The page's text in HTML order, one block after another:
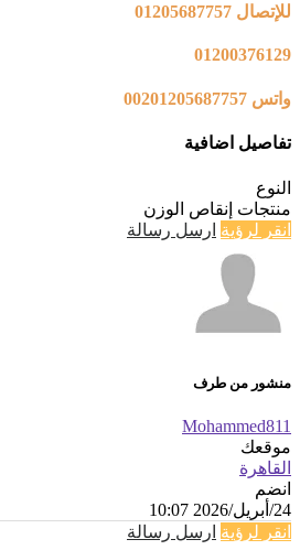
للإتصال 01205687757
01200376129
واتس 00201205687757
تفاصيل اضافية
النوع
منتجات إنقاص الوزن
انقر لرؤية ارسل رسالة
منشور من طرف
Mohammed811
موقعك
القاهرة
انضم
24/أبريل/2026 10:07
انقر لرؤية ارسل رسالة